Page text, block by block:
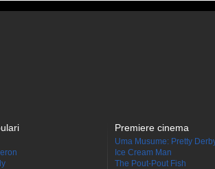
Premiere cinema
Uma Musume: Pretty
Ice Cream Man
The Pout-Pout Fish